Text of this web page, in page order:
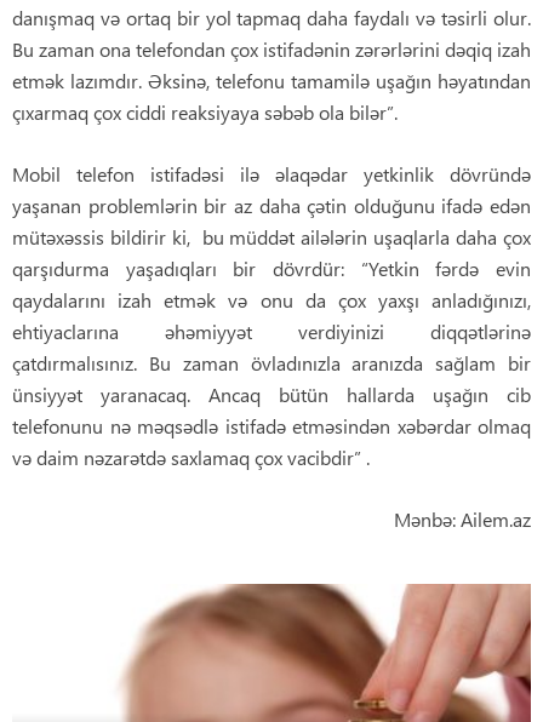
danışmaq və ortaq bir yol tapmaq daha faydalı və təsirli olur.
Bu zaman ona telefondan çox istifadənin zərərlərini dəqiq izah
etmək lazımdır. Əksinə, telefonu tamamilə uşağın həyatından
çıxarmaq çox ciddi reaksiyaya səbəb ola bilər”.
Mobil telefon istifadəsi ilə əlaqədar yetkinlik dövründə
yaşanan problemlərin bir az daha çətin olduğunu ifadə edən
mütəxəssis bildirir ki, bu müddət ailələrin uşaqlarla daha çox
qarşıdurma yaşadıqları bir dövrdür: “Yetkin fərdə evin
qaydalarını izah etmək və onu da çox yaxşı anladığınızı,
ehtiyaclarına əhəmiyyət verdiyinizi diqqətlərinə
çatdırmalısınız. Bu zaman övladınızla aranızda sağlam bir
ünsiyyət yaranacaq. Ancaq bütün hallarda uşağın cib
telefonunu nə məqsədlə istifadə etməsindən xəbərdar olmaq
və daim nəzarətdə saxlamaq çox vacibdir” .
Mənbə: Ailem.az